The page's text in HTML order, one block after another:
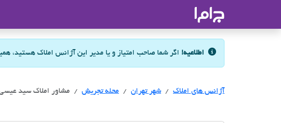
اطلاعیه! اگر شما صاحب امتیاز و یا مدیر این آژانس املاک هستید،
آژانس های املاک آژانس های املاک
شهر تهران آژانس های املاک
محله تجریش مشاور املاک سید